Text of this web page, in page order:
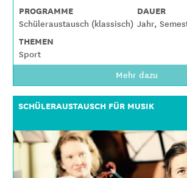
PROGRAMME DAUER
Schüleraustausch (klassisch) Jahr,
THEMEN
Sport
Mehr dazu
SCHÜLERAUSTAUSCH FÜR MUSIK